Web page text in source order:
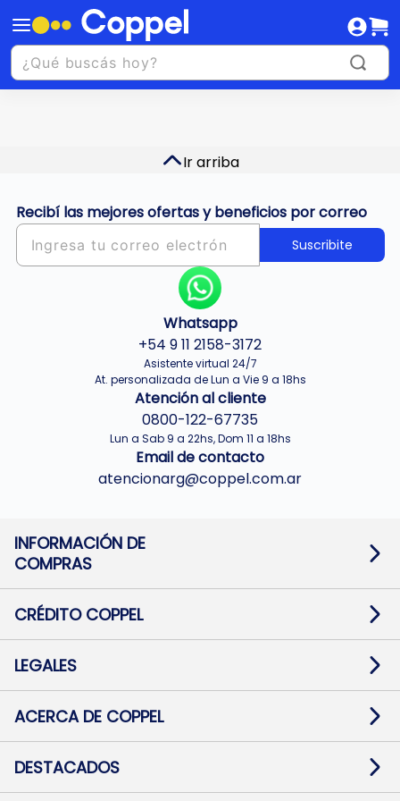
Ir arriba
Recibí las mejores ofertas y beneficios por correo
Suscribite
Whatsapp
+54 9 11 2158-3172
Asistente virtual 24/7
At. personalizada de Lun a Vie 9 a 18hs
Atención al cliente
0800-122-67735
Lun a Sab 9 a 22hs, Dom 11 a 18hs
Email de contacto
atencionarg@coppel.com.ar
INFORMACIÓN DE
COMPRAS
Términos y condiciones
Botón de arrepentimiento
Mapa de sitio
CRÉDITO COPPEL
Solicitar Crédito
Medios de Pago
Pago Fácil Online
LEGALES
Baja contratos
Defensa al consumidor CABA
ACERCA DE COPPEL
Trabajá con Nosotros
Preguntas Frecuentes
DESTACADOS